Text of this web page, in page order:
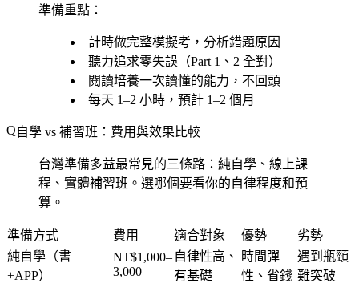
準備重點：
計時做完整模擬考，分析錯題原因
聽力追求零失誤（Part 1、2 全對）
閱讀培養一次讀懂的能力，不回頭
每天 1–2 小時，預計 1–2 個月
自學 vs 補習班：費用與效果比較
台灣準備多益最常見的三條路：純自學、線上課
程、實體補習班。選哪個要看你的自律程度和預
算。
準備方式 費用 適合對象 優勢
劣勢
純自學（書
+APP）
NT$1,000–
3,000
自律性高、
有基礎
時間彈
性、省錢
遇到瓶頸
難突破